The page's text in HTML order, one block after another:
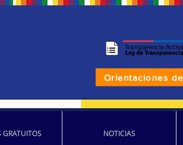
Orientaciones
GRATUITOS NOTICIAS